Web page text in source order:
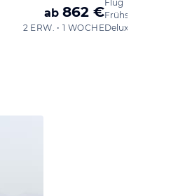
ab 862 €
2 ERW. • 1 WOCHE
Flug
Frühstück
Deluxe-Zimmer /